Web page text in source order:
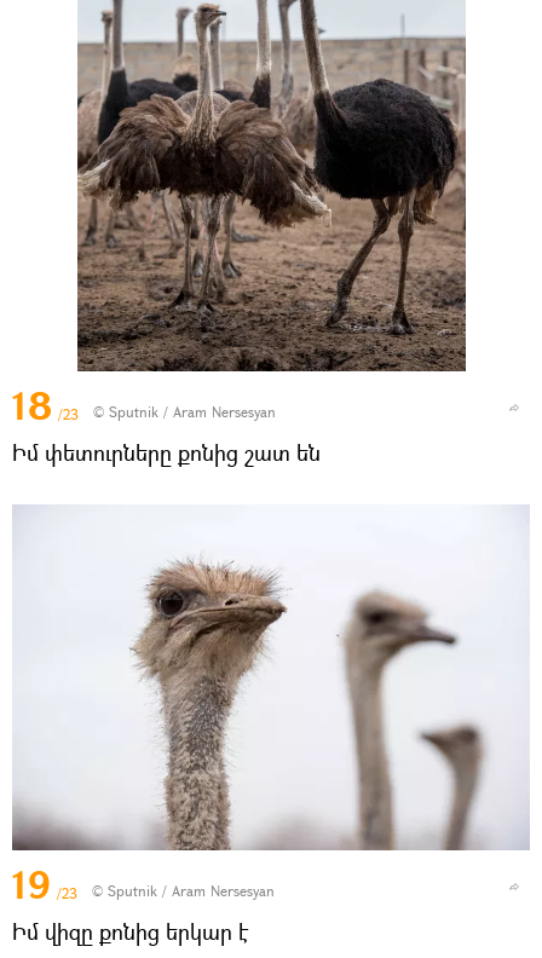
18 /23 © Sputnik / Aram Nersesyan
Իմ փետուրները քոնից շատ են
19 /23 © Sputnik / Aram Nersesyan
Իմ վիզը քոնից երկար է